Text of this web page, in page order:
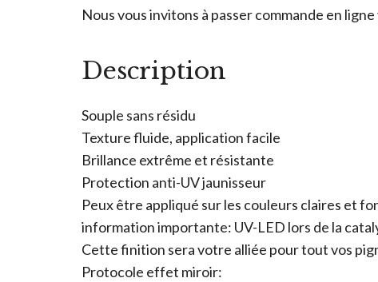
Nous vous invitons à passer commande en ligne
Description
Souple sans résidu
Texture fluide, application facile
Brillance extrême et résistante
Protection anti-UV jaunisseur
Peux être appliqué sur les couleurs claires et
information importante: UV-LED lors de la
Cette finition sera votre alliée pour tout vos
Protocole effet miroir: